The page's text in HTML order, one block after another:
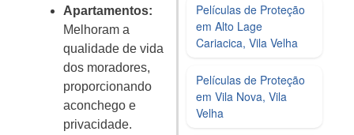
Apartamentos:
Melhoram a
qualidade de vida
dos moradores,
proporcionando
aconchego e
privacidade.
Películas de Proteção
em Alto Lage
Cariacica, Vila Velha
Películas de Proteção
em Vila Nova, Vila
Velha